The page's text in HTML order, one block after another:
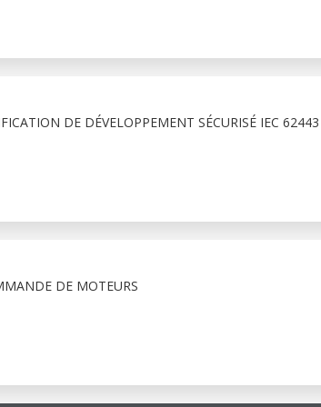
DE DÉVELOPPEMENT SÉCURISÉ IEC
DE MOTEURS